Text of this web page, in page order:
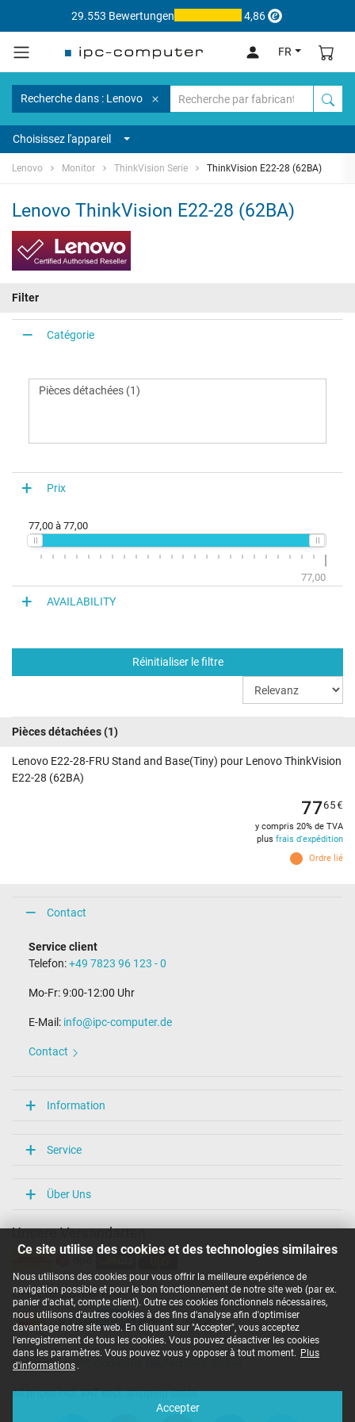
Ce site utilise des cookies et des technologies similaires
Nous utilisons des cookies pour vous offrir la meilleure expérience de
navigation possible et pour le bon fonctionnement de notre site web (par ex.
panier d'achat, compte client). Outre ces cookies fonctionnels nécessaires,
nous utilisons d'autres cookies à des fins d'analyse afin d'optimiser
davantage notre site web. En cliquant sur "Accepter", vous acceptez
l'enregistrement de tous les cookies. Vous pouvez désactiver les cookies
dans les paramètres. Vous pouvez vous y opposer à tout moment. Plus
d'informations .
Accepter
29.553 Bewertungen 4,86
FR
Recherche dans : Lenovo
Choisissez l'appareil
Lenovo Monitor ThinkVision Serie ThinkVision E22-28 (62BA)
Lenovo ThinkVision E22-28 (62BA)
Filter
Catégorie
Prix
77,00 à 77,00
77,00
AVAILABILITY
Réinitialiser le filtre
Pièces détachées(1)
Lenovo E22-28-FRU Stand and Base(Tiny) pour Lenovo ThinkVision
E22-28 (62BA)
Ordre lié
7765€
y compris 20% de TVA
plus frais d'expédition
Contact
Service client
Telefon:+49 7823 96 123 - 0
Mo-Fr: 9:00-12:00 Uhr
E-Mail: info@ipc-computer.de
Contact
Information
Service
Über Uns
Unsere Versandarten
Unsere Zahlarten
Copyright ©IPC-Computer Deutschland GmbH
All prices incl. VAT excl. shipping costs